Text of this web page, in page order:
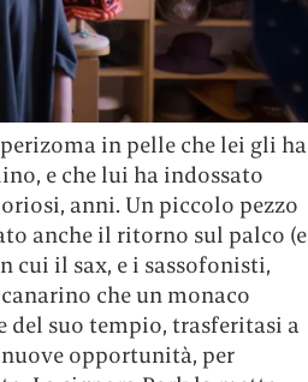
in pelle che lei gli ha
e che lui ha indossato
anni. Un piccolo pezzo
anche il ritorno sul palco (e
cui il sax, e i sassofonisti,
che un monaco
suo tempio, trasferitasi a
opportunità, per